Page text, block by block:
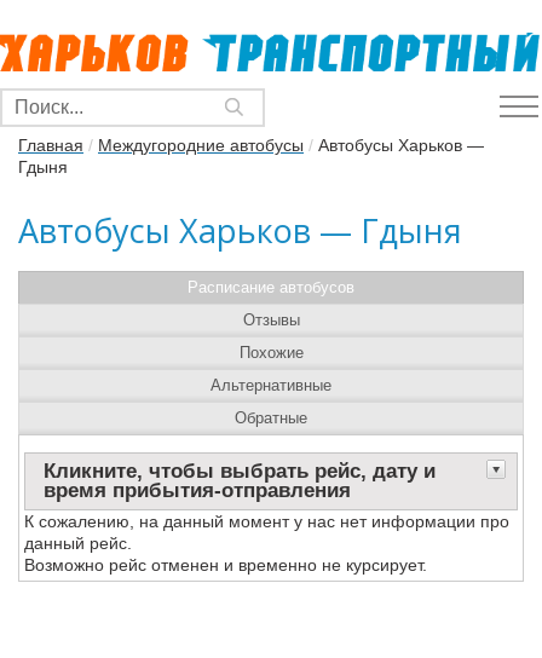
Главная / Междугородние автобусы / Автобусы Харьков —
Гдыня
Автобусы Харьков — Гдыня
Расписание автобусов
Кликните, чтобы выбрать рейс, дату и
время прибытия-отправления
К сожалению, на данный момент у нас нет информации про
данный рейс.
Возможно рейс отменен и временно не курсирует.
Отзывы
Похожие
Альтернативные
Обратные